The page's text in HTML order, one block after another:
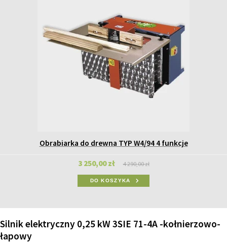
Obrabiarka do drewna TYP W4/94 4 funkcje
3 250,00 zł 4 290,00 zł
DO KOSZYKA
Silnik elektryczny 0,25 kW 3SIE 71-4A -kołnierzowo-
łapowy